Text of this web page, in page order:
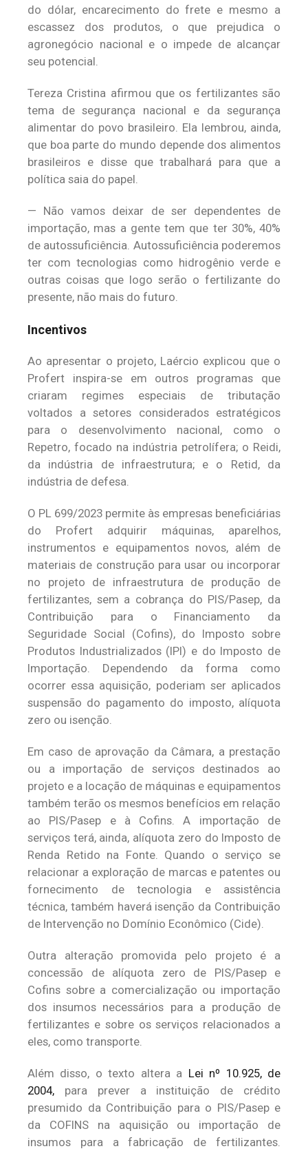
do dólar, encarecimento do frete e mesmo a
escassez dos produtos, o que prejudica o
agronegócio nacional e o impede de alcançar
seu potencial.
Tereza Cristina afirmou que os fertilizantes são
tema de segurança nacional e da segurança
alimentar do povo brasileiro. Ela lembrou, ainda,
que boa parte do mundo depende dos alimentos
brasileiros e disse que trabalhará para que a
política saia do papel.
— Não vamos deixar de ser dependentes de
importação, mas a gente tem que ter 30%, 40%
de autossuficiência. Autossuficiência poderemos
ter com tecnologias como hidrogênio verde e
outras coisas que logo serão o fertilizante do
presente, não mais do futuro.
Incentivos
Ao apresentar o projeto, Laércio explicou que o
Profert inspira-se em outros programas que
criaram regimes especiais de tributação
voltados a setores considerados estratégicos
para o desenvolvimento nacional, como o
Repetro, focado na indústria petrolífera; o Reidi,
da indústria de infraestrutura; e o Retid, da
indústria de defesa.
O PL 699/2023 permite às empresas beneficiárias
do Profert adquirir máquinas, aparelhos,
instrumentos e equipamentos novos, além de
materiais de construção para usar ou incorporar
no projeto de infraestrutura de produção de
fertilizantes, sem a cobrança do PIS/Pasep, da
Contribuição para o Financiamento da
Seguridade Social (Cofins), do Imposto sobre
Produtos Industrializados (IPI) e do Imposto de
Importação. Dependendo da forma como
ocorrer essa aquisição, poderiam ser aplicados
suspensão do pagamento do imposto, alíquota
zero ou isenção.
Em caso de aprovação da Câmara, a prestação
ou a importação de serviços destinados ao
projeto e a locação de máquinas e equipamentos
também terão os mesmos benefícios em relação
ao PIS/Pasep e à Cofins. A importação de
serviços terá, ainda, alíquota zero do Imposto de
Renda Retido na Fonte. Quando o serviço se
relacionar a exploração de marcas e patentes ou
fornecimento de tecnologia e assistência
técnica, também haverá isenção da Contribuição
de Intervenção no Domínio Econômico (Cide).
Outra alteração promovida pelo projeto é a
concessão de alíquota zero de PIS/Pasep e
Cofins sobre a comercialização ou importação
dos insumos necessários para a produção de
fertilizantes e sobre os serviços relacionados a
eles, como transporte.
Além disso, o texto altera a Lei nº 10.925, de
2004, para prever a instituição de crédito
presumido da Contribuição para o PIS/Pasep e
da COFINS na aquisição ou importação de
insumos para a fabricação de fertilizantes.